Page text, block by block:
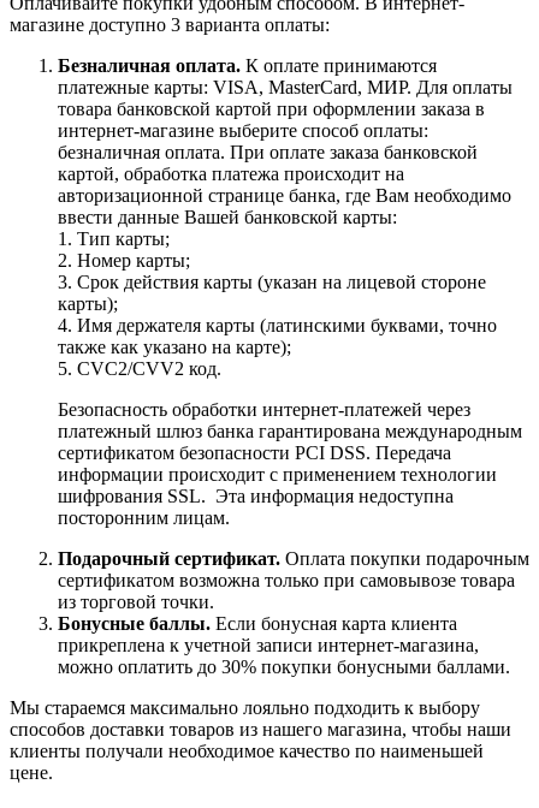
магазине доступно 3 варианта оплаты:
Безналичная оплата. К оплате принимаются
платежные карты: VISA, MasterCard, МИР. Для оплаты
товара банковской картой при оформлении заказа в
интернет-магазине выберите способ оплаты:
безналичная оплата. При оплате заказа банковской
картой, обработка платежа происходит на
авторизационной странице банка, где Вам необходимо
ввести данные Вашей банковской карты:
1. Тип карты;
2. Номер карты;
3. Срок действия карты (указан на лицевой стороне
карты);
4. Имя держателя карты (латинскими буквами, точно
также как указано на карте);
5. CVC2/CVV2 код.
Безопасность обработки интернет-платежей через
платежный шлюз банка гарантирована международным
сертификатом безопасности PCI DSS. Передача
информации происходит с применением технологии
шифрования SSL. Эта информация недоступна
посторонним лицам.
Подарочный сертификат. Оплата покупки подарочным
сертификатом возможна только при самовывозе товара
из торговой точки.
Бонусные баллы. Если бонусная карта клиента
прикреплена к учетной записи интернет-магазина,
можно оплатить до 30% покупки бонусными баллами.
Мы стараемся максимально лояльно подходить к выбору
способов доставки товаров из нашего магазина, чтобы наши
клиенты получали необходимое качество по наименьшей
цене.